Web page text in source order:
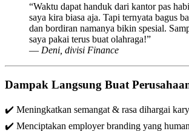
“Waktu dapat handuk dari kantor pas
saya kira biasa aja. Tapi ternyata bagus
dan bordiran namanya bikin spesial.
saya pakai terus buat olahraga!”
— Deni, divisi Finance
Dampak Langsung Buat
✔️ Meningkatkan semangat & rasa dihargai
✔️ Menciptakan employer branding yang